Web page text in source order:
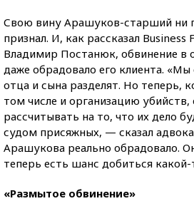
Свою вину Арашуков-старший ни
признал. И, как рассказал Business
Владимир Постанюк, обвинение в
даже обрадовало его клиента. «Мы
отца и сына разделят. Но теперь,
том числе и организацию убийств,
рассчитывать на то, что их дело
судом присяжных, — сказал
Арашукова реально обрадовало.
теперь есть шанс добиться
«Размытое обвинение»